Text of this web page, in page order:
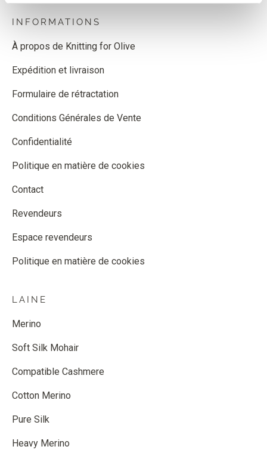
INFORMATIONS
À propos de Knitting for Olive
Expédition et livraison
Formulaire de rétractation
Conditions Générales de Vente
Confidentialité
Politique en matière de cookies
Contact
Revendeurs
Espace revendeurs
Politique en matière de cookies
LAINE
Merino
Soft Silk Mohair
Compatible Cashmere
Cotton Merino
Pure Silk
Heavy Merino